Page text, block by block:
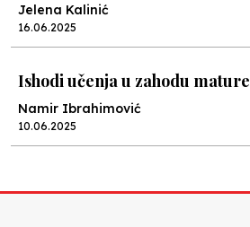
Jelena Kalinić
16.06.2025
Ishodi učenja u zahodu mature
Namir Ibrahimović
10.06.2025